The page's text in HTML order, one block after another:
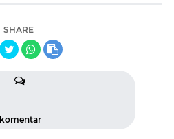
SHARE
komentar